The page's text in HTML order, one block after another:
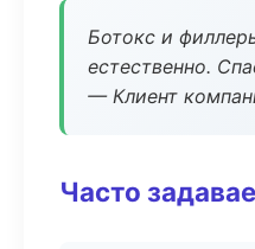
Ботокс и
естественно.
— Клиент
Часто